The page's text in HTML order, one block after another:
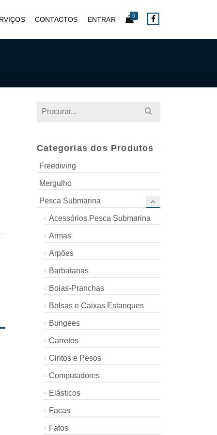
CONTACTOS ENTRAR 0
Search
Categorias dos Produtos
Freediving
Mergulho
Pesca Submarina
Acessórios Pesca Submarina
Armas
Arpões
Barbatanas
Boias-Pranchas
Bolsas e Caixas Estanques
Bungees
Carretos
Cintos e Pesos
Computadores
Elásticos
Facas
Fatos